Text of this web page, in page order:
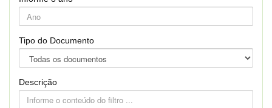
Tipo do Documento
Descrição